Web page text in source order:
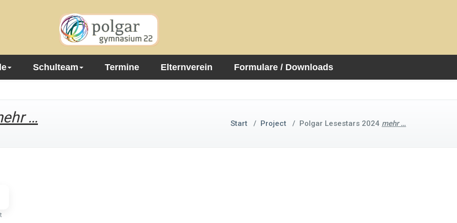
Schulteam Termine Elternverein Formulare / Downloads
… Start / Project / Polgar Lesestars 2024 mehr …